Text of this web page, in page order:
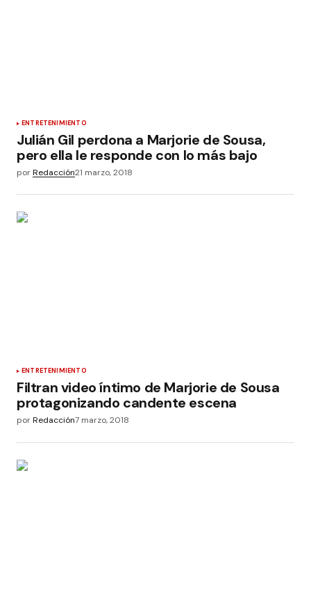
ENTRETENIMIENTO
Julián Gil perdona a Marjorie de Sousa,
pero ella le responde con lo más bajo
porRedacción21 marzo, 2018
ENTRETENIMIENTO
Filtran video íntimo de Marjorie de Sousa
protagonizando candente escena
porRedacción7 marzo, 2018